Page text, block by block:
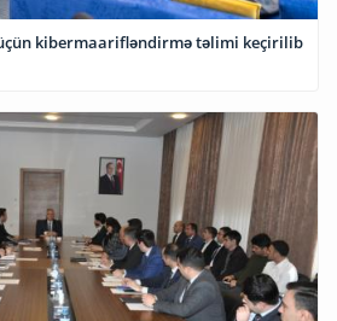
kibermaarifləndirmə təlimi keçirilib